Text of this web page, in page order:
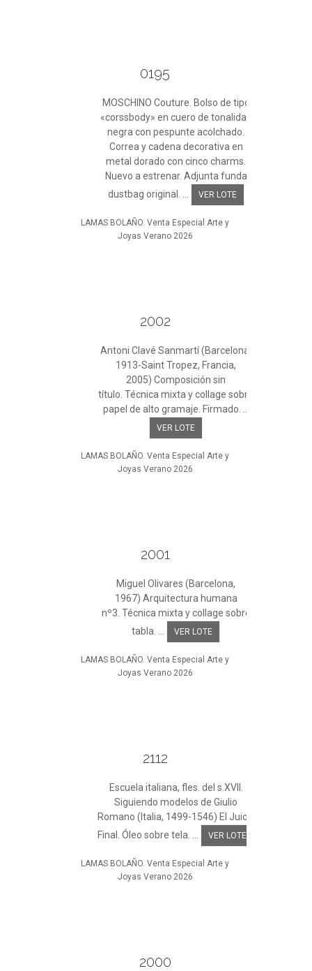
0195
MOSCHINO Couture. Bolso de tipo
«corssbody» en cuero de tonalidad
negra con pespunte acolchado.
Correa y cadena decorativa en
metal dorado con cinco charms.
Nuevo a estrenar. Adjunta funda
dustbag original. ...
VER LOTE
LAMAS BOLAÑO. Venta Especial Arte y
Joyas Verano 2026
2002
Antoni Clavé Sanmartí (Barcelona,
1913-Saint Tropez, Francia,
2005) Composición sin
título. Técnica mixta y collage sobre
papel de alto gramaje. Firmado. ...
VER LOTE
LAMAS BOLAÑO. Venta Especial Arte y
Joyas Verano 2026
2001
Miguel Olivares (Barcelona,
1967) Arquitectura humana
nº3. Técnica mixta y collage sobre
tabla. ...
VER LOTE
LAMAS BOLAÑO. Venta Especial Arte y
Joyas Verano 2026
2112
Escuela italiana, fles. del s.XVII.
Siguiendo modelos de Giulio
Romano (Italia, 1499-1546) El Juicio
Final. Óleo sobre tela. ...
VER LOTE
LAMAS BOLAÑO. Venta Especial Arte y
Joyas Verano 2026
2000